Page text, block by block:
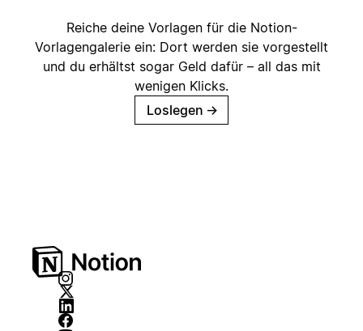
Reiche deine Vorlagen für die Notion-
Vorlagengalerie ein: Dort werden sie vorgestellt
und du erhältst sogar Geld dafür – all das mit
wenigen Klicks.
Loslegen →